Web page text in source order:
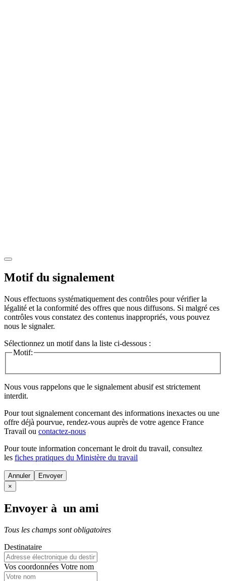
Motif du signalement
Nous effectuons systématiquement des contrôles pour vérifier la
légalité et la conformité des offres que nous diffusons. Si malgré ces
contrôles vous constatez des contenus inappropriés, vous pouvez
nous le signaler.
Sélectionnez un motif dans la liste ci-dessous :
Motif:
Nous vous rappelons que le signalement abusif est strictement
interdit.
Pour tout signalement concernant des informations inexactes ou une
offre déjà pourvue, rendez-vous auprès de votre agence France
Travail ou contactez-nous
Pour toute information concernant le droit du travail, consultez
les fiches pratiques du Ministère du travail
Annuler
×
Envoyer à un ami
Tous les champs sont obligatoires
Destinataire
Vos coordonnées Votre nom